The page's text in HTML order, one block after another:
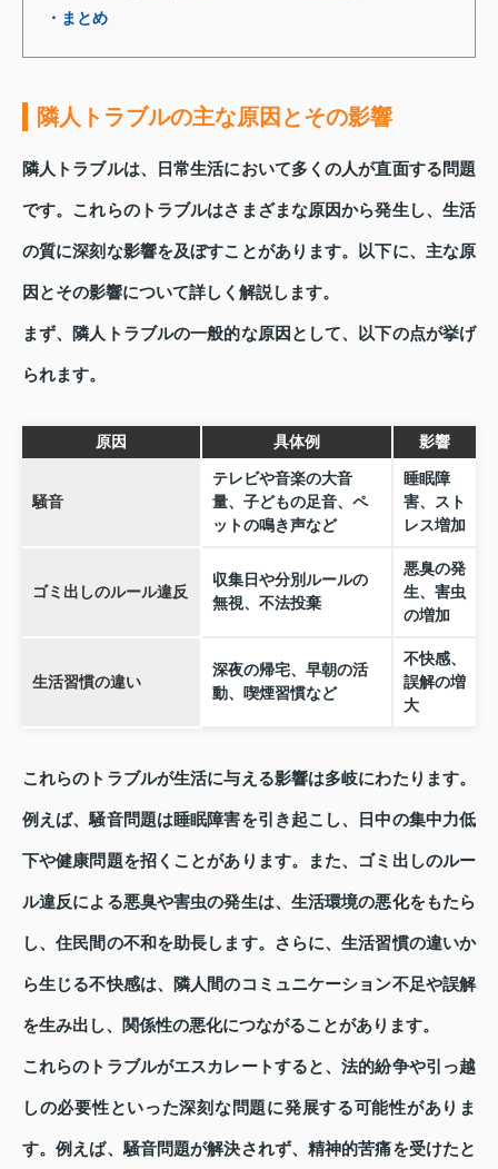
・まとめ
隣人トラブルの主な原因とその影響
隣人トラブルは、日常生活において多くの人が直面する問題
です。これらのトラブルはさまざまな原因から発生し、生活
の質に深刻な影響を及ぼすことがあります。以下に、主な原
因とその影響について詳しく解説します。
まず、隣人トラブルの一般的な原因として、以下の点が挙げ
られます。
原因 具体例 影響
騒音
テレビや音楽の大音
量、子どもの足音、ペ
ットの鳴き声など
睡眠障
害、スト
レス増加
ゴミ出しのルール違反
収集日や分別ルールの
無視、不法投棄
悪臭の発
生、害虫
の増加
生活習慣の違い
深夜の帰宅、早朝の活
動、喫煙習慣など
不快感、
誤解の増
大
これらのトラブルが生活に与える影響は多岐にわたります。
例えば、騒音問題は睡眠障害を引き起こし、日中の集中力低
下や健康問題を招くことがあります。また、ゴミ出しのルー
ル違反による悪臭や害虫の発生は、生活環境の悪化をもたら
し、住民間の不和を助長します。さらに、生活習慣の違いか
ら生じる不快感は、隣人間のコミュニケーション不足や誤解
を生み出し、関係性の悪化につながることがあります。
これらのトラブルがエスカレートすると、法的紛争や引っ越
しの必要性といった深刻な問題に発展する可能性がありま
す。例えば、騒音問題が解決されず、精神的苦痛を受けたと